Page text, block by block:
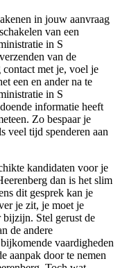
in jouw aanvraag
van een
in S
van de
contact met je, voel je
een en ander na te
in S
informatie heeft
Zo bespaar je
veel tijd spenderen aan
kandidaten voor je
dan is het slim
dit gesprek kan je
je zit, je moet je
Stel gerust de
de andere
vaardigheden
aanpak door te nemen